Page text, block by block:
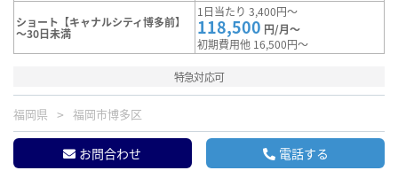
ショート【キャナルシティ博多前】
～30日未満
1日当たり 3,400円～
118,500 円/月～
初期費用他 16,500円～
特急対応可
福岡県 福岡市博多区
お問合わせ 電話する